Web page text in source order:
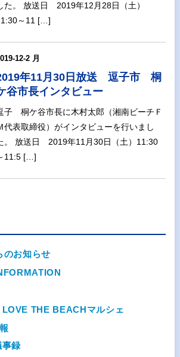
た。 放送日 2019年12月28日（土）
～11 […]
12-2 月
年11月30日放送 逗子市 桐
谷市長インタビュー
子 桐ケ谷市長に木村太郎（湘南ビーチＦ
代表取締役）がインタビューを行いまし
。 放送日 2019年11月30日（土）11:30
11:5 […]
のお知らせ
LOVE THE BEACHマルシェ
事録